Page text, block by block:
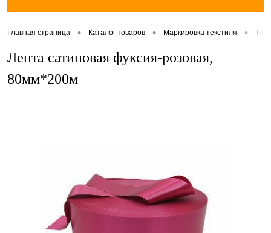
Главная страница • Каталог товаров • Маркировка текстиля •
Лента сатиновая фуксия-розовая,
80мм*200м